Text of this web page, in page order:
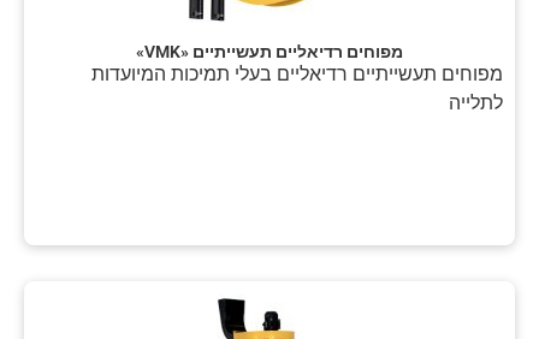
מפוחים רדיאליים תעשייתיים «VMK»
מפוחים תעשייתיים רדיאליים בעלי תמיכות המיועדות
לתלייה